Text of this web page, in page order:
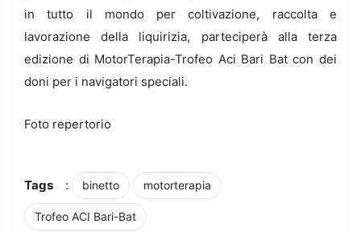
in tutto il mondo per coltivazione, raccolta e
lavorazione della liquirizia, parteciperà alla terza
edizione di MotorTerapia-Trofeo Aci Bari Bat con dei
doni per i navigatori speciali.
Foto repertorio
Tags : binetto motorterapia
Trofeo ACI Bari-Bat